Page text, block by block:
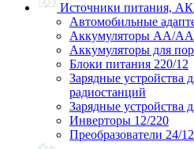
Источники питания,
Автомобильные
Аккумуляторы АА/
Аккумуляторы для
Блоки питания 220/12
Зарядные устройства
радиостанций
Зарядные
Инверторы 12/220
Преобразователи 24/12